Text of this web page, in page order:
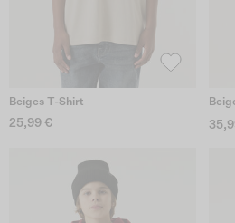
Beiges T-Shirt
25,99 €